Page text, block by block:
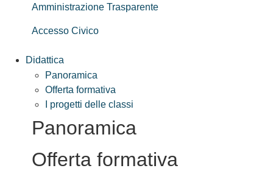
Amministrazione Trasparente
Accesso Civico
Didattica
Panoramica
Offerta formativa
I progetti delle classi
Panoramica
Offerta formativa